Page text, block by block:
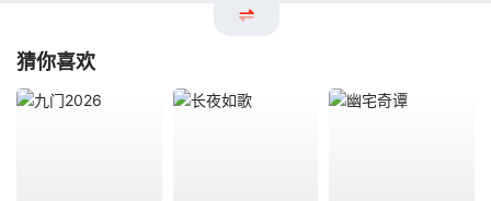
猜你喜欢